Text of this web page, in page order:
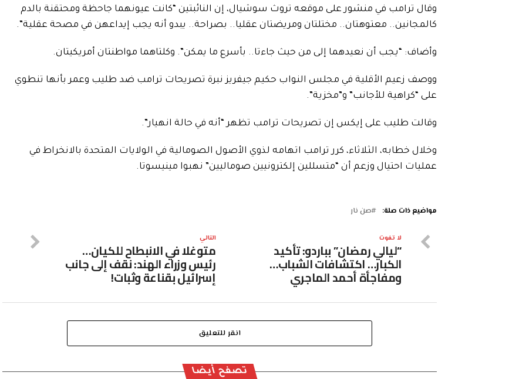
وقال ترامب في منشور على موقعه تروث سوشيال، إن ‌النائبتين “كانت عيونهما جاحظة ومحتقنة ‌بالدم
كالمجانين.. معتوهتان.. مختلتان ومريضتان عقليا.. بصراحة.. يبدو أنه يجب إيداعهن في مصحة عقلية”.
وأضاف: “يجب أن نعيدهما إلى من حيث جاءتا.. بأسرع ما يمكن”. وكلتاهما مواطنتان أمريكيتان.
ووصف زعيم الأقلية في مجلس النواب حكيم جيفريز نبرة تصريحات ترامب ضد طليب وعمر بأنها تنطوي
على “كراهية للأجانب” و”مخزية”.
وقالت طليب على إيكس إن تصريحات ترامب ‌تظهر “أنه في حالة انهيار”.
وخلال خطابه، الثلاثاء، كرر ترامب اتهامه لذوي الأصول الصومالية في الولايات المتحدة بالانخراط في
عمليات احتيال وزعم أن “متسللين إلكترونيين ​صوماليين” نهبوا مينيسوتا.
مواضيع ذات صلة: صن نار
التالي
متوغلا في الانبطاح للكيان…
رئيس وزراء الهند: نقف إلى جانب
إسرائيل بقناعة وثبات!
لا تفوت
“ليالي رمضان” بباردو: تأكيد
الكبار… اكتشافات الشباب…
ومفاجأة أحمد الماجري
انقر للتعليق
تصفح أيضا